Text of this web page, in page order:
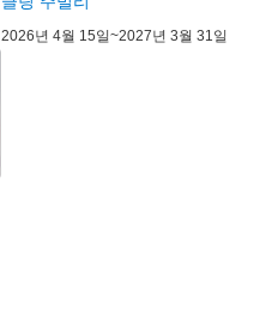
2026년 4월 15일~2027년 3월 31일